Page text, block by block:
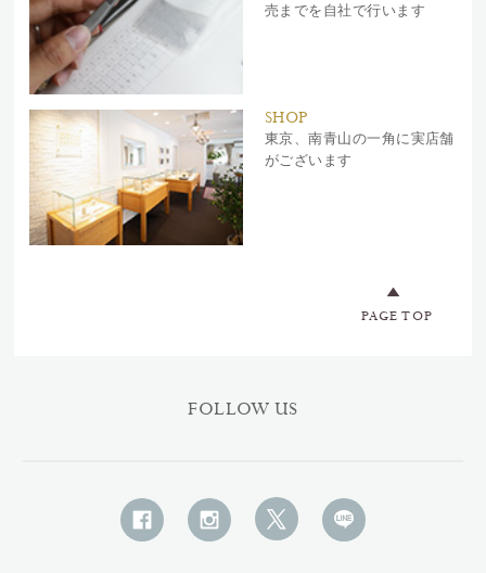
売までを自社で行います
SHOP
東京、南青山の一角に実店舗
がございます
PAGE TOP
FOLLOW US